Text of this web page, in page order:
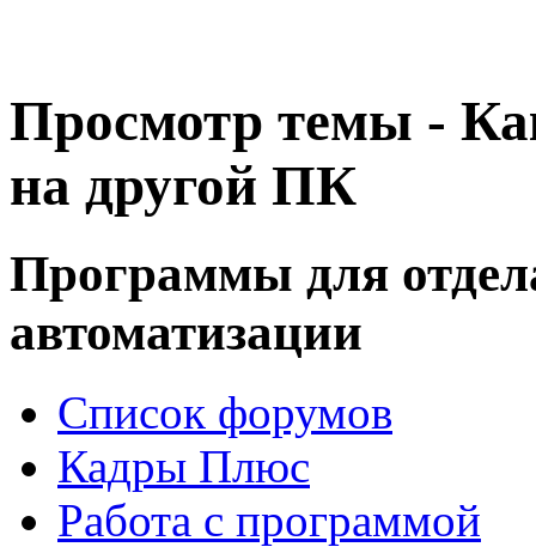
Просмотр темы -
на другой ПК
Программы для
автоматизации
Список форумов
Кадры Плюс
Работа с программой